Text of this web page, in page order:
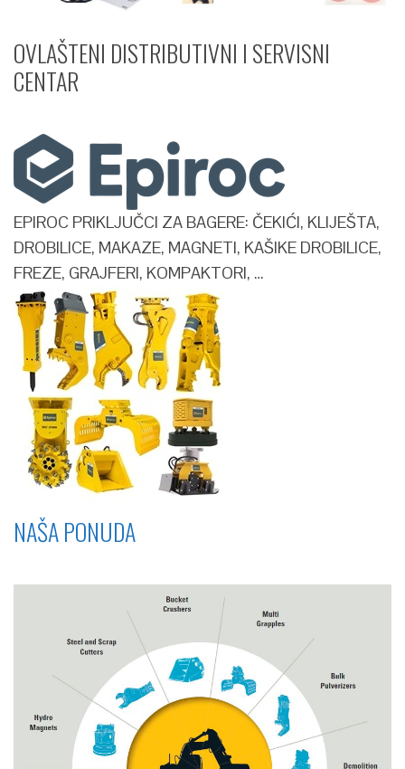
OVLAŠTENI DISTRIBUTIVNI I SERVISNI
CENTAR​
EPIROC PRIKLJUČCI ZA BAGERE: ČEKIĆI, KLIJEŠTA,
DROBILICE, MAKAZE, MAGNETI, KAŠIKE DROBILICE,
FREZE, GRAJFERI, KOMPAKTORI, …
NAŠA PONUDA